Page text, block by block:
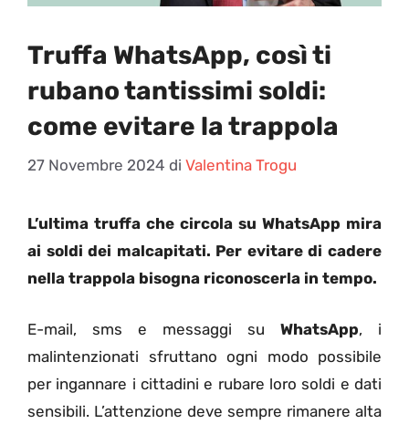
Truffa WhatsApp, così ti
rubano tantissimi soldi:
come evitare la trappola
27 Novembre 2024 di Valentina Trogu
L’ultima truffa che circola su WhatsApp mira
ai soldi dei malcapitati. Per evitare di cadere
nella trappola bisogna riconoscerla in tempo.
E-mail, sms e messaggi su WhatsApp, i
malintenzionati sfruttano ogni modo possibile
per ingannare i cittadini e rubare loro soldi e dati
sensibili. L’attenzione deve sempre rimanere alta